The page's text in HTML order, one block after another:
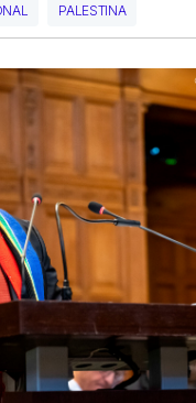
PALESTINA